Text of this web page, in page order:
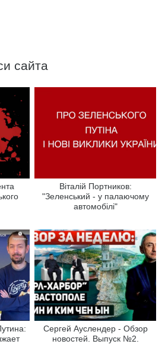
сайта
Віталій Портников:
"Зеленський - у палаючому
автомобілі"
Сергей Ауслендер - Обзор
новостей. Выпуск №2.